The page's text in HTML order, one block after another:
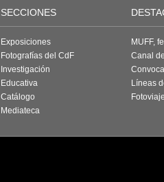
SECCIONES
Exposiciones
Fotografías del CdF
Investigación
Educativa
Catálogo
Mediateca
MUFF,
Canal
Líneas